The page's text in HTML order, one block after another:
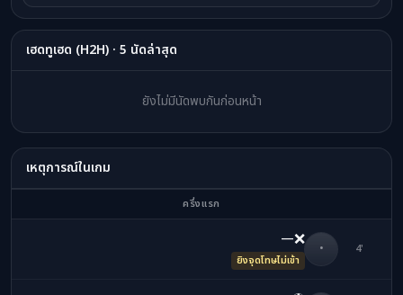
เฮดทูเฮด (H2H) · 5 นัดล่าสุด
ยังไม่มีนัดพบกันก่อนหน้า
เหตุการณ์ในเกม
ครึ่งแรก
4'
•
—❌
ยิงจุดโทษไม่เข้า